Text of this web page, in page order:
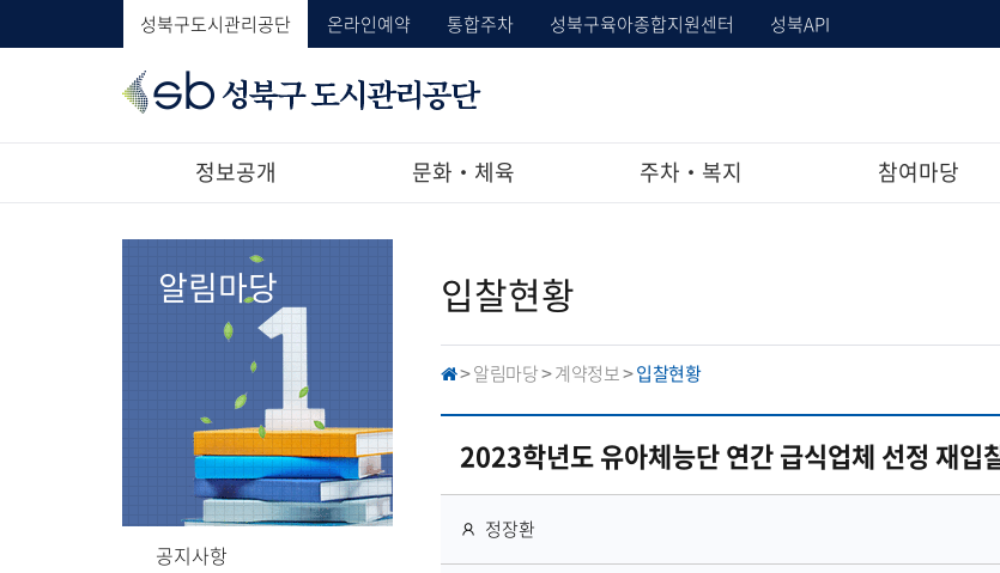
성북구도시관리공단 온라인예약 통합주차 성북구육아종합지원센터 성북API
북
리
정보공개 문화‧체육 주차‧복지 참여마당
알림마당
공지사항
입찰현황
H >알림마당>계약정보>입찰현황
2023학년도 유아체능단 연간 급식업체 선정 재입
작
성
정장환